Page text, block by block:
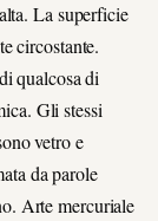
La superficie
circostante.
qualcosa di
Gli stessi
vetro e
da parole
Arte mercuriale